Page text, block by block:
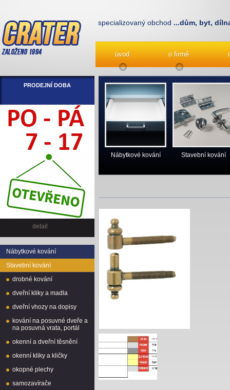
úvod o firmě
specializovaný obchod ...dům, byt,
PRODEJNÍ DOBA
detail
Nábytkové kování
Stavební kování
drobné kování
dveřní kliky a madla
dveřní vhozy na dopisy
kování na posuvné dveře a
na posuvná vrata, portál
okenní a dveřní těsnění
okenní kliky a kličky
okopné plechy
samozavírače
Nábytkové kování Stavební kování